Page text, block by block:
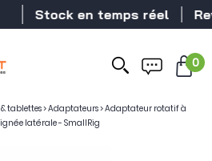
Stock en temps réel
0
tablettes>Adaptateurs>Adaptateur rotatif à
latérale - SmallRig